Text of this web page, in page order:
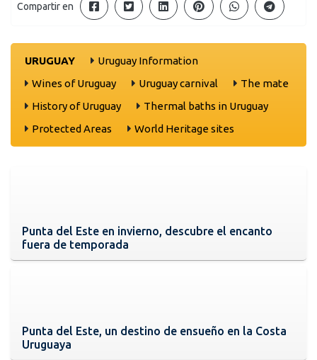
Compartir en
URUGUAY
Uruguay Information
Wines of Uruguay
Uruguay carnival
The mate
History of Uruguay
Thermal baths in Uruguay
Protected Areas
World Heritage sites
Punta del Este en invierno, descubre el encanto
fuera de temporada
Punta del Este, un destino de ensueño en la Costa
Uruguaya